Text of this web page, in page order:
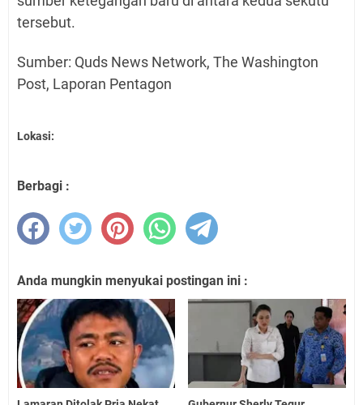
tersebut.
Sumber: Quds News Network, The Washington
Post, Laporan Pentagon
Lokasi:
Berbagi :
Anda mungkin menyukai postingan ini :